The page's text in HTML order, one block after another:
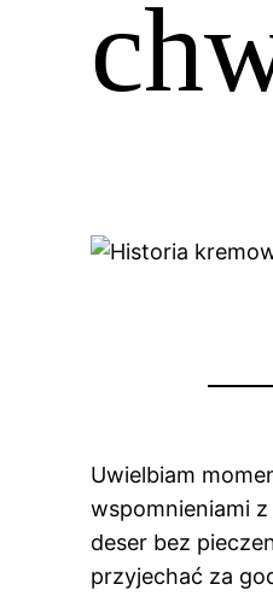
Uwielbiam
wspomnieniami
deser bez
przyjechać za